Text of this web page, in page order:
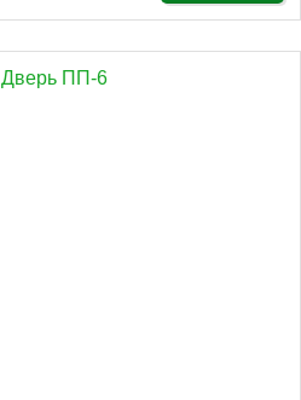
Дверь ПП-6